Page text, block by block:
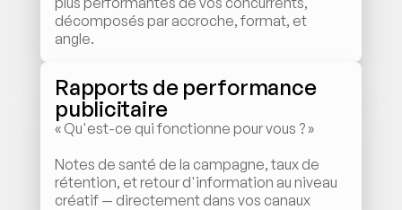
décomposés par accroche, format, et
angle.
Rapports de performance
publicitaire
« Qu'est-ce qui fonctionne pour vous ? »
Notes de santé de la campagne, taux de
rétention, et retour d'information au niveau
créatif — directement dans vos canaux